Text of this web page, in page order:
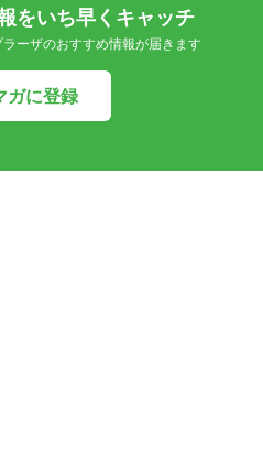
をいち早くキャッチ
ーザのおすすめ情報が届きます
ガに登録